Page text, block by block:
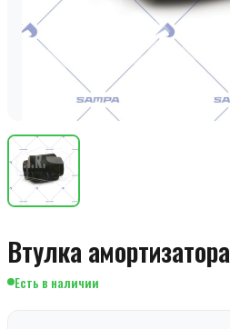
Втулка амортизатора
Есть в наличии